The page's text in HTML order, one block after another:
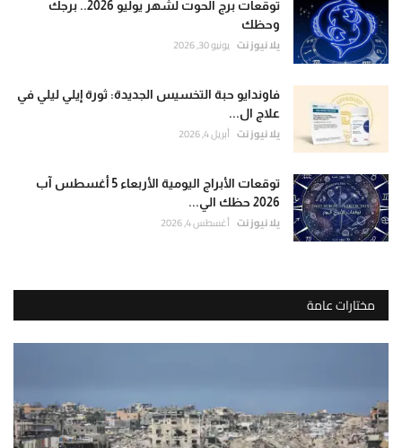
توقعات برج الحوت لشهر يوليو 2026.. برجك
وحظك
يلا نيوز نت يونيو 30, 2026
فاوندايو حبة التخسيس الجديدة: ثورة إيلي ليلي في
علاج ال...
يلا نيوز نت أبريل 4, 2026
توقعات الأبراج اليومية الأربعاء 5 أغسطس آب
2026 حظك الي...
يلا نيوز نت أغسطس 4, 2026
مختارات عامة